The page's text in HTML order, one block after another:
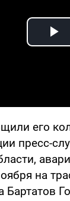
его
пресс-
на
Бартатов